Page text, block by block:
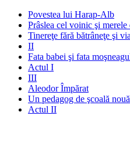
Povestea lui Harap-Alb
Prâslea cel voinic şi merele
Tinereţe fără bătrâneţe şi
II
Fata babei şi fata
Actul I
III
Aleodor Împărat
Un pedagog de şcoală nouă
Actul II